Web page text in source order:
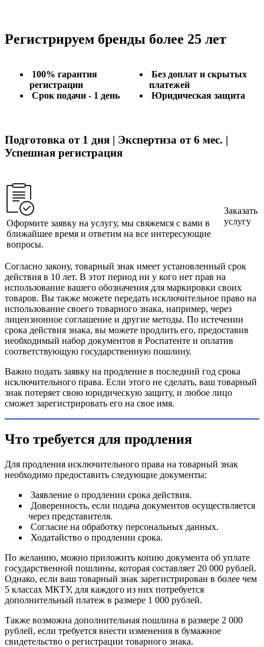
Регистрируем бренды более 25 лет
100% гарантия
регистрации
Срок подачи - 1 день
Без доплат и скрытых
платежей
Юридическая защита
Подготовка от 1 дня | Экспертиза от 6 мес. |
Успешная регистрация
Оформите заявку на услугу, мы свяжемся с вами в
ближайшее время и ответим на все интересующие
вопросы.
Заказать
услугу
Согласно закону, товарный знак имеет установленный срок
действия в 10 лет. В этот период ни у кого нет прав на
использование вашего обозначения для маркировки своих
товаров. Вы также можете передать исключительное право на
использование своего товарного знака, например, через
лицензионное соглашение и другие методы. По истечении
срока действия знака, вы можете продлить его, предоставив
необходимый набор документов в Роспатенте и оплатив
соответствующую государственную пошлину.
Важно подать заявку на продление в последний год срока
исключительного права. Если этого не сделать, ваш товарный
знак потеряет свою юридическую защиту, и любое лицо
сможет зарегистрировать его на свое имя.
Что требуется для продления
Для продления исключительного права на товарный знак
необходимо предоставить следующие документы:
Заявление о продлении срока действия.
Доверенность, если подача документов осуществляется
через представителя.
Согласие на обработку персональных данных.
Ходатайство о продлении срока.
По желанию, можно приложить копию документа об уплате
государственной пошлины, которая составляет 20 000 рублей.
Однако, если ваш товарный знак зарегистрирован в более чем
5 классах МКТУ, для каждого из них потребуется
дополнительный платеж в размере 1 000 рублей.
Также возможна дополнительная пошлина в размере 2 000
рублей, если требуется внести изменения в бумажное
свидетельство о регистрации товарного знака.